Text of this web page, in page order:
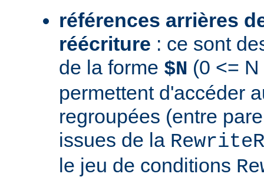
références arrières
réécriture : ce sont
de la forme $N (0 <=
permettent d'accéder
regroupées (entre
issues de la
le jeu de conditions